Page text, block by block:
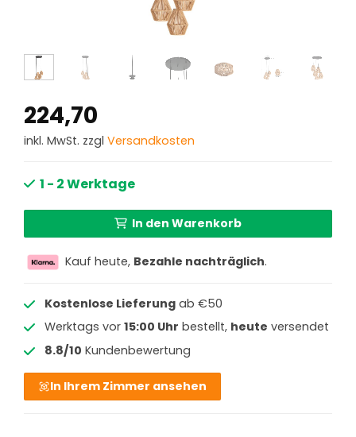
224,70
inkl. MwSt. zzgl Versandkosten
1 - 2 Werktage
In den Warenkorb
Kauf heute, Bezahle nachträglich.
Kostenlose Lieferungab €50
Werktags vor 15:00 Uhr bestellt, heute versendet
8.8/10 Kundenbewertung
In Ihrem Zimmer ansehen